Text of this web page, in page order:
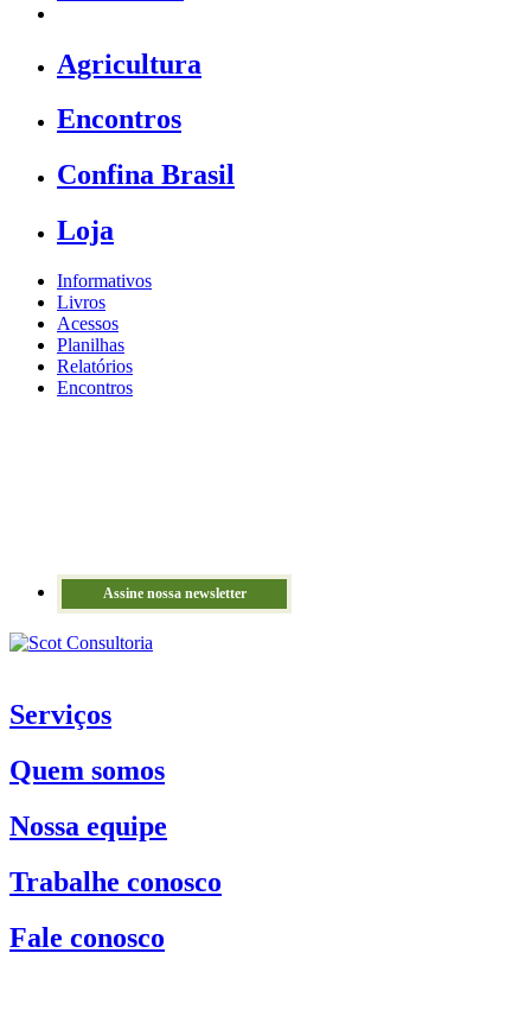
Agricultura
Encontros
Confina Brasil
Loja
Informativos
Livros
Acessos
Planilhas
Relatórios
Encontros
Assine nossa newsletter
Serviços
Quem somos
Nossa equipe
Trabalhe conosco
Fale conosco